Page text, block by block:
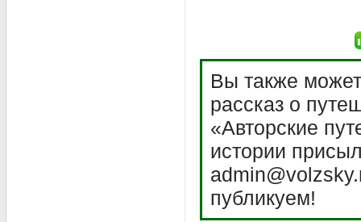
Вы также
рассказ о
«Авторские
истории
публикуем!